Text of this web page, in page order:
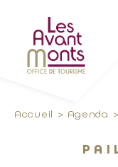
Accueil Agenda